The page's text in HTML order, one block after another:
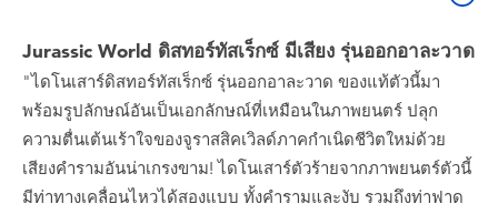
Jurassic World ดิสทอร์ทัสเร็กซ์ มีเสียง รุ่นออกอาละวาด
"ไดโนเสาร์ดิสทอร์ทัสเร็กซ์ รุ่นออกอาละวาด ของแท้ตัวนี้มา
พร้อมรูปลักษณ์อันเป็นเอกลักษณ์ที่เหมือนในภาพยนตร์ ปลุก
ความตื่นเต้นเร้าใจของจูราสสิคเวิลด์ภาคกำเนิดชีวิตใหม่ด้วย
เสียงคำรามอันน่าเกรงขาม! ไดโนเสาร์ตัวร้ายจากภาพยนตร์ตัวนี้
มีท่าทางเคลื่อนไหวได้สองแบบ ทั้งคำรามและงับ รวมถึงท่าฟาด